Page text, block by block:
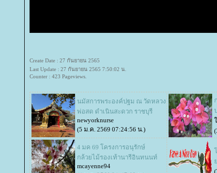
Create Date : 27 กันยายน 2565
Last Update : 27 กันยายน 2565 7:50:02 น.
Counter : 423 Pageviews.
นมัสการพระองค์ปฐม ณ วัดหลวง
พ่อสด ดำเนินสะดวก ราชบุรี
newyorknurse
(5 ม.ค. 2569 07:24:56 น.)
4 มค 69 โครงการอนุรักษ์
กล้วยไม้รองเท้านารีอินทนนท์
mcayenne94